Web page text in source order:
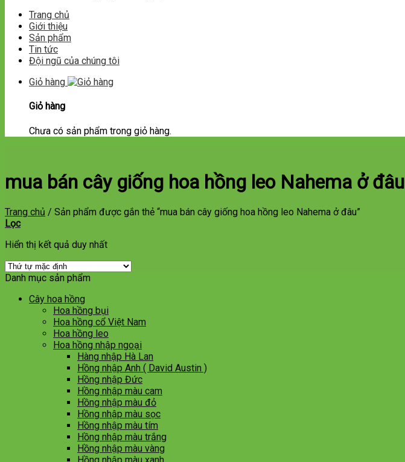
Trang chủ
Giới thiệu
Sản phẩm
Tin tức
Đội ngũ của chúng tôi
Giỏ hàng
Giỏ hàng
Chưa có sản phẩm trong giỏ hàng.
mua bán cây giống hoa hồng leo Nahema ở đâu
Trang chủ / Sản phẩm được gắn thẻ “mua bán cây giống hoa hồng leo Nahema ở đâu”
Lọc
Hiển thị kết quả duy nhất
Danh mục sản phẩm
Cây hoa hồng
Hoa hồng bụi
Hoa hồng cổ Việt Nam
Hoa hồng leo
Hoa hồng nhập ngoại
Hàng nhập Hà Lan
Hồng nhập Anh ( David Austin )
Hồng nhập Đức
Hồng nhập màu cam
Hồng nhập màu đỏ
Hồng nhập màu sọc
Hồng nhập màu tím
Hồng nhập màu trắng
Hồng nhập màu vàng